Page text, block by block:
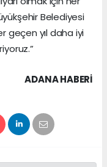
Belediyesi
geçen yıl daha iyi
ADANA HABERİ